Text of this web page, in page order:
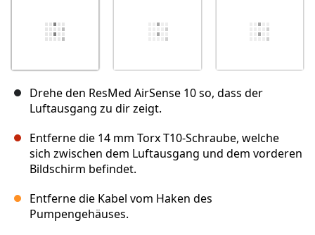
Drehe den ResMed AirSense 10 so, dass der
Luftausgang zu dir zeigt.
Entferne die 14 mm Torx T10-Schraube, welche
sich zwischen dem Luftausgang und dem vorderen
Bildschirm befindet.
Entferne die Kabel vom Haken des
Pumpengehäuses.